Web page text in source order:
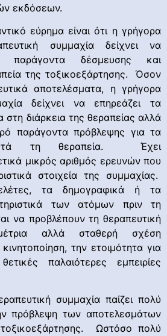
εκδόσεων.
εύρημα είναι ότι η γρήγορα
συμμαχία δείχνει να
παράγοντα δέσμευσης και
της τοξικοεξάρτησης. Όσον
αποτελέσματα, η γρήγορα
δείχνει να επηρεάζει τα
διάρκεια της θεραπείας αλλά
παράγοντα πρόβλεψης για τα
τη θεραπεία. Έχει
μικρός αριθμός ερευνών που
στοιχεία της συμμαχίας.
τα δημογραφικά ή τα
των ατόμων πριν τη
να προβλέπουν τη θεραπευτική
αλλά σταθερή σχέση
την ετοιμότητα για
παλαιότερες εμπειρίες
συμμαχία παίζει πολύ
πρόβλεψη των αποτελεσμάτων
Ωστόσο πολύ